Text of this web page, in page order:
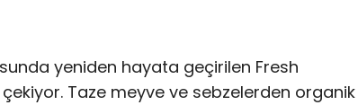
yeniden hayata geçirilen Fresh
Taze meyve ve sebzelerden organik